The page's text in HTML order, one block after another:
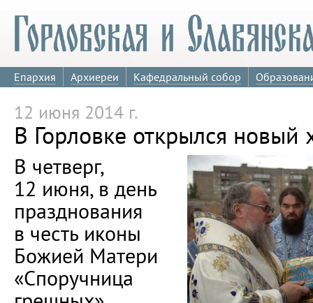
Епархия Архиереи Кафедральный собор
12 июня 2014 г.
В Горловке открылся новый
В четверг,
12 июня, в день
празднования
в честь иконы
Божией Матери
«Споручница